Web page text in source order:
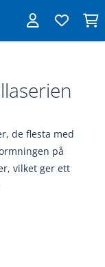
de flesta med
på
vilket ger ett